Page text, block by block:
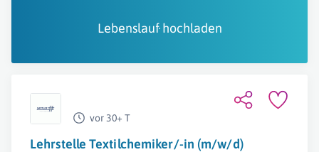
Lebenslauf hochladen
vor 30+ T
Lehrstelle Textilchemiker/-in (m/w/d)